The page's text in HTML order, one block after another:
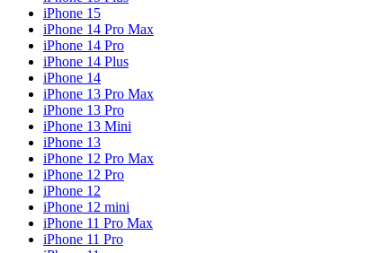
iPhone 15
iPhone 14 Pro Max
iPhone 14 Pro
iPhone 14 Plus
iPhone 14
iPhone 13 Pro Max
iPhone 13 Pro
iPhone 13 Mini
iPhone 13
iPhone 12 Pro Max
iPhone 12 Pro
iPhone 12
iPhone 12 mini
iPhone 11 Pro Max
iPhone 11 Pro